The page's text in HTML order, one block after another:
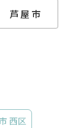
芦屋市
西区